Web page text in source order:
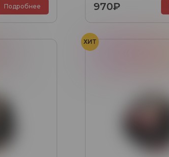
Подробнее 970₽
ХИТ